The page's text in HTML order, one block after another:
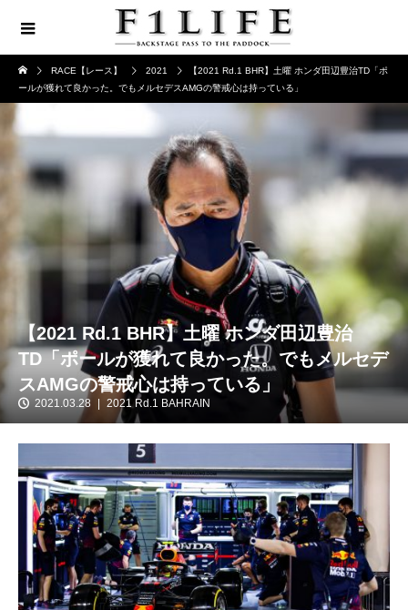
RACE【レース】 2021
【2021 Rd.1 BHR】土曜 ホンダ田辺豊治TD「ポ
ールが獲れて良かった。でもメルセデスAMGの警戒心は持っている」
【2021 Rd.1 BHR】土曜 ホンダ田辺豊治
TD「ポールが獲れて良かった。でもメルセデ
スAMGの警戒心は持っている」
2021.03.28 2021 Rd.1 BAHRAIN